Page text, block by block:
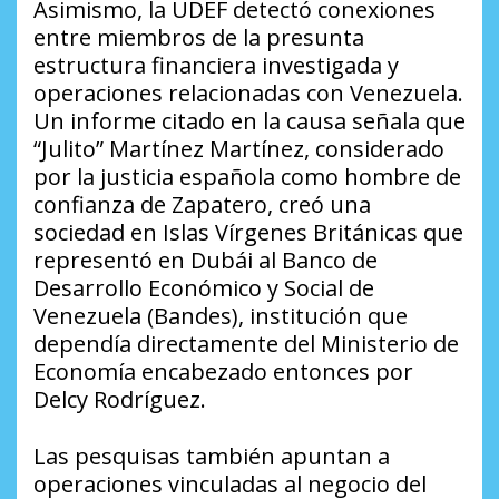
Asimismo, la UDEF detectó conexiones
entre miembros de la presunta
estructura financiera investigada y
operaciones relacionadas con Venezuela.
Un informe citado en la causa señala que
“Julito” Martínez Martínez, considerado
por la justicia española como hombre de
confianza de Zapatero, creó una
sociedad en Islas Vírgenes Británicas que
representó en Dubái al Banco de
Desarrollo Económico y Social de
Venezuela (Bandes), institución que
dependía directamente del Ministerio de
Economía encabezado entonces por
Delcy Rodríguez.
Las pesquisas también apuntan a
operaciones vinculadas al negocio del